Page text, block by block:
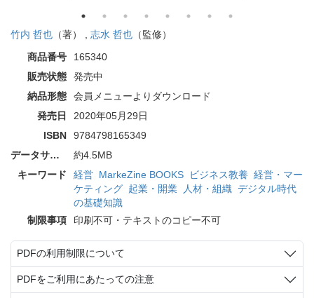
竹内 哲也 （著） , 志水 哲也 （監修）
商品番号
165340
販売状態
発売中
納品形態
会員メニューよりダウンロード
発売日
2020年05月29日
ISBN
9784798165349
データサイズ
約4.5MB
キーワード
経営 MarkeZine BOOKS ビジネス教養 経営・マー
ケティング 起業・開業 人材・組織 デジタル時代
の基礎知識
制限事項
印刷不可・テキストのコピー不可
PDFの利用制限について
PDFをご利用にあたっての注意